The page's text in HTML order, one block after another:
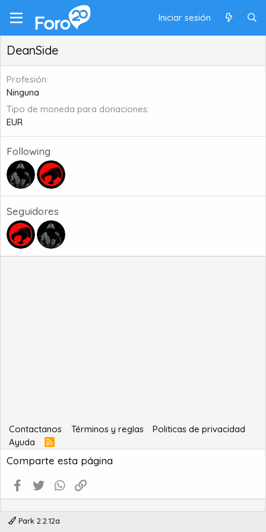
Iniciar sesión
DeanSide
Profesión
Ninguna
Tipo de moneda para donaciones
EUR
Following
Seguidores
Contactanos Términos y reglas
Politicas de privacidad
Ayuda
R
S
S
Comparte esta página
Facebook
Twitter WhatsApp
Park 2.2.12a